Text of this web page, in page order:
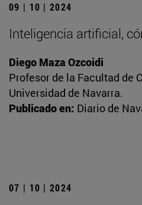
09 | 10 | 2024
Inteligencia artificial,
Diego Maza Ozcoidi
Profesor de la Facultad de
Universidad de Navarra.
Publicado en: Diario de
07 | 10 | 2024